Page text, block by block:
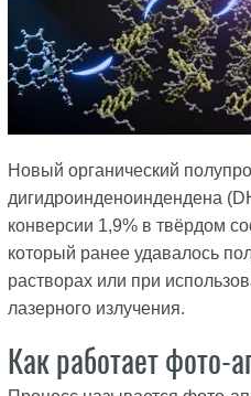
Новый органический
дигидроинденоиндендена
конверсии 1,9% в твёрдом
который ранее удавалось
растворах или при
лазерного излучения.
Как работает фото-